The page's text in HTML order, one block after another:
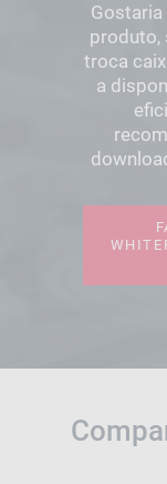
produto,
troca
a